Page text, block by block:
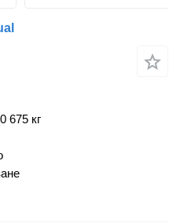
675 кг